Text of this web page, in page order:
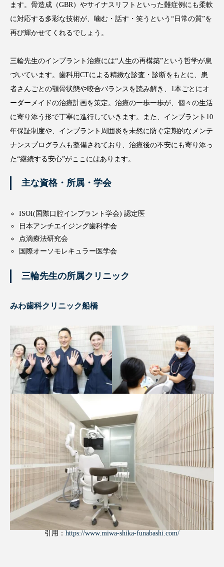
ます。骨造成（GBR）やサイナスリフトといった難症例にも柔軟
に対応する多彩な技術が、噛む・話す・笑うという“日常の質”を
再び輝かせてくれるでしょう。
三輪先生のインプラント治療には“人生の再構築”という哲学が息
づいています。歯科用CTによる精緻な診査・診断をもとに、患
者さんごとの顎骨状態や咬合バランスを読み解き、1本ごとにオ
ーダーメイドの治療計画を策定。治療の一歩一歩が、個々の生活
に寄り添う形で丁寧に進行していきます。また、インプラント10
年保証制度や、インプラント周囲炎を未然に防ぐ定期的なメンテ
ナンスプログラムも整備されており、治療後の不安にも寄り添っ
た“継続する安心”がここにはあります。
主な資格・所属・学会
ISOI(国際口腔インプラント学会) 認定医
日本アンチエイジング歯科学会
点滴療法研究会
国際オーソモレキュラー医学会
三輪先生の所属クリニック
みわ歯科クリニック船橋
引用： https://www.miwa-shika-funabashi.com/